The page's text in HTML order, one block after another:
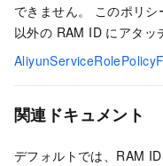
できません。 このポリ
以外の RAM ID にアタッ
関連ドキュメント
デフォルトでは、RAM